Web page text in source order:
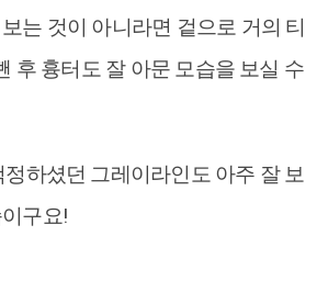
는 것이 아니라면 겉으로 거의 티
후 흉터도 잘 아문 모습을 보실 수
하셨던 그레이라인도 아주 잘 보
구요!